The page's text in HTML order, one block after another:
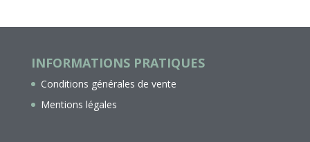
INFORMATIONS PRATIQUES
Conditions générales de vente
Mentions légales